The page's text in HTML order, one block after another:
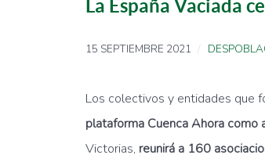
La España Vaciada
15 SEPTIEMBRE 2021
Los colectivos y entidades que
plataforma Cuenca Ahora como
Victorias, reunirá a 160